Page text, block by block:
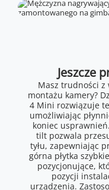
Jeszcze
Masz trudności z
montażu kamery?
4 Mini rozwiązuje
umożliwiając
koniec
tilt pozwala
tyłu, zapewniając
górna płytka
pozycjonujące,
pozycji
urządzenia.